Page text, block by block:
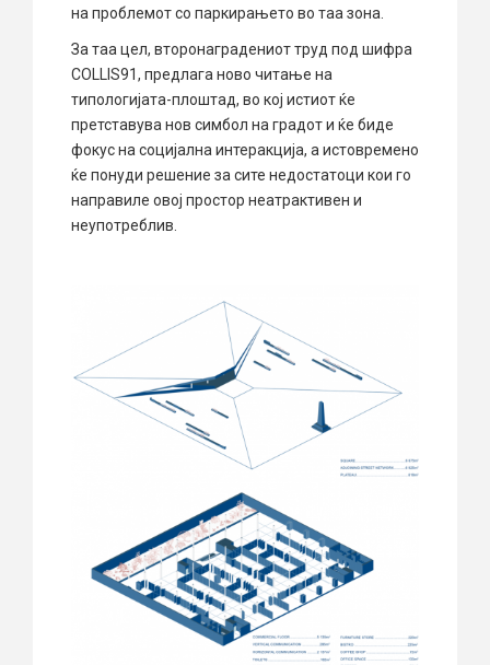
на проблемот со паркирањето во таа зона.
За таа цел, второнаградениот труд под шифра
COLLIS91, предлага ново читање на
типологијата-плоштад, во кој истиот ќе
претставува нов симбол на градот и ќе биде
фокус на социјална интеракција, а истовремено
ќе понуди решение за сите недостатоци кои го
направиле овој простор неатрактивен и
неупотреблив.